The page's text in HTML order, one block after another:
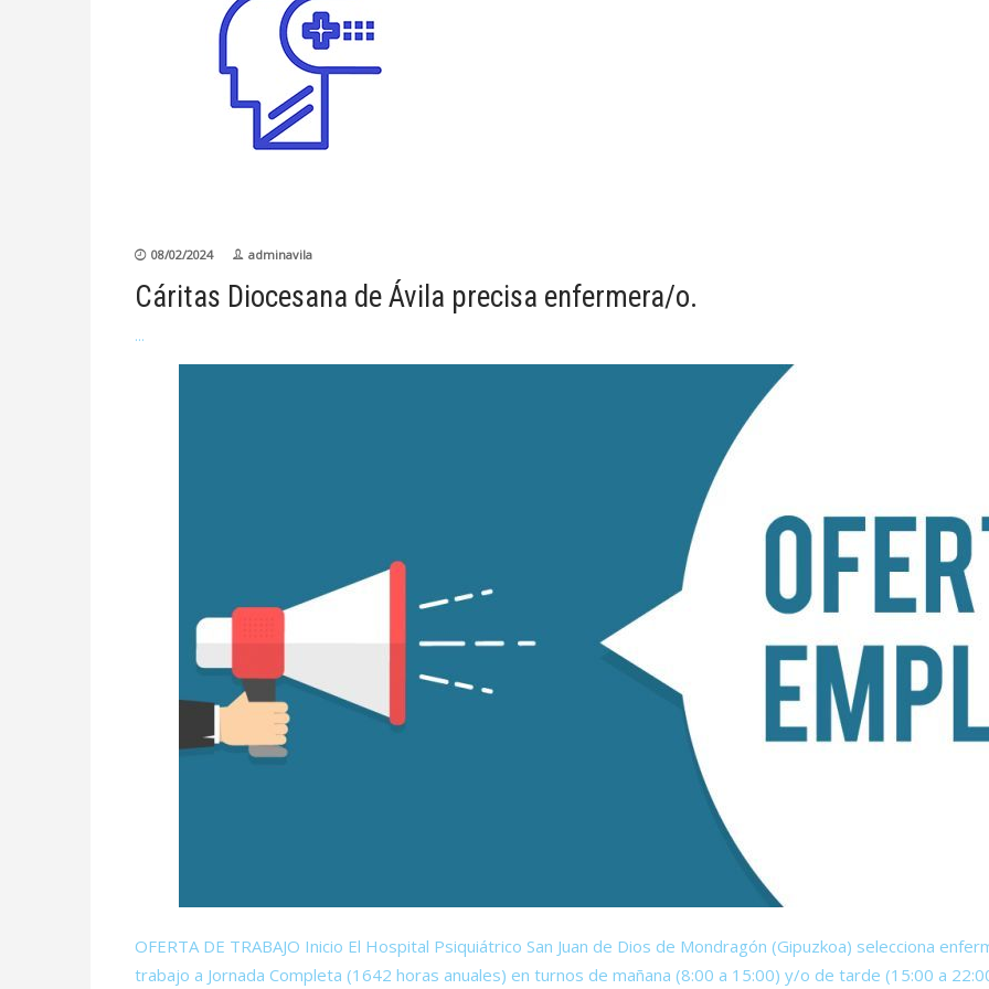
08/02/2024 adminavila
Cáritas Diocesana de Ávila precisa enfermera/o.
OFERTA DE TRABAJO Inicio El Hospital Psiquiátrico San Juan de Dios de Mondragón (Gipuzkoa) selecciona
trabajo a Jornada Completa (1642 horas anuales) en turnos de mañana (8:00 a 15:00) y/o de tarde (15:00 a